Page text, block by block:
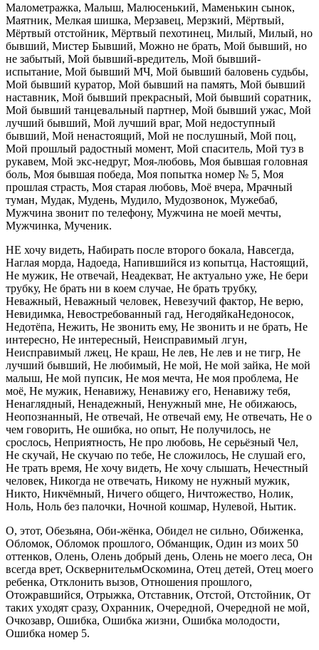
Малометражка, Малыш, Малюсенький, Маменькин сынок,
Маятник, Мелкая шишка, Мерзавец, Мерзкий, Мёртвый,
Мёртвый отстойник, Мёртвый пехотинец, Милый, Милый, но
бывший, Мистер Бывший, Можно не брать, Мой бывший, но
не забытый, Мой бывший-вредитель, Мой бывший-
испытание, Мой бывший МЧ, Мой бывший баловень судьбы,
Мой бывший куратор, Мой бывший на память, Мой бывший
наставник, Мой бывший прекрасный, Мой бывший соратник,
Мой бывший танцевальный партнер, Мой бывший ужас, Мой
лучший бывший, Мой лучший враг, Мой недоступный
бывший, Мой ненастоящий, Мой не послушный, Мой поц,
Мой прошлый радостный момент, Мой спаситель, Мой туз в
рукавем, Мой экс-недруг, Моя-любовь, Моя бывшая головная
боль, Моя бывшая победа, Моя попытка номер № 5, Моя
прошлая страсть, Моя старая любовь, Моё вчера, Мрачный
туман, Мудак, Мудень, Мудило, Мудозвонок, Мужебаб,
Мужчина звонит по телефону, Мужчина не моей мечты,
Мужчинка, Мученик.
НЕ хочу видеть, Набирать после второго бокала, Навсегда,
Наглая морда, Надоеда, Напившийся из копытца, Настоящий,
Не мужик, Не отвечай, Неадекват, Не актуально уже, Не бери
трубку, Не брать ни в коем случае, Не брать трубку,
Неважный, Неважный человек, Невезучий фактор, Не верю,
Невидимка, Невостребованный гад, НегодяйкаНедоносок,
Недотёпа, Нежить, Не звонить ему, Не звонить и не брать, Не
интересно, Не интересный, Неисправимый лгун,
Неисправимый лжец, Не краш, Не лев, Не лев и не тигр, Не
лучший бывший, Не любимый, Не мой, Не мой зайка, Не мой
малыш, Не мой пупсик, Не моя мечта, Не моя проблема, Не
моё, Не мужик, Ненавижу, Ненавижу его, Ненавижу тебя,
Ненаглядный, Ненадежный, Ненужный мне, Не обижаюсь,
Неопознанный, Не отвечай, Не отвечай ему, Не отвечать, Не о
чем говорить, Не ошибка, но опыт, Не получилось, не
срослось, Неприятность, Не про любовь, Не серьёзный Чел,
Не скучай, Не скучаю по тебе, Не сложилось, Не слушай его,
Не трать время, Не хочу видеть, Не хочу слышать, Нечестный
человек, Никогда не отвечать, Никому не нужный мужик,
Никто, Никчёмный, Ничего общего, Ничтожество, Нолик,
Ноль, Ноль без палочки, Ночной кошмар, Нулевой, Нытик.
О, этот, Обезьяна, Оби-жёнка, Обидел не сильно, Обиженка,
Обломок, Обломок прошлого, Обманщик, Один из моих 50
оттенков, Олень, Олень добрый день, Олень не моего леса, Он
всегда врет, ОсквернительмОскомина, Отец детей, Отец моего
ребенка, Отклонить вызов, Отношения прошлого,
Отожравшийся, Отрыжка, Отставник, Отстой, Отстойник, От
таких уходят сразу, Охранник, Очередной, Очередной не мой,
Очкозавр, Ошибка, Ошибка жизни, Ошибка молодости,
Ошибка номер 5.